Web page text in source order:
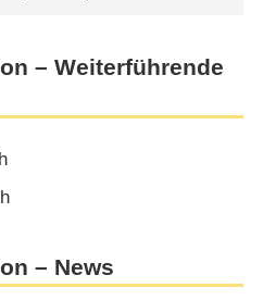
– Weiterführende
– News